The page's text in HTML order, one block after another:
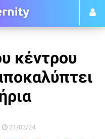
κέντρου
21/03/24